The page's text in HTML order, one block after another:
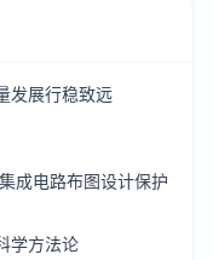
发展行稳致远
成电路布图设计保护
学方法论